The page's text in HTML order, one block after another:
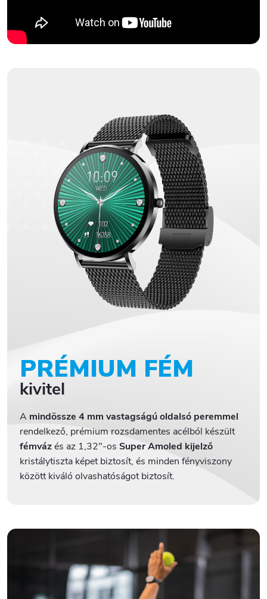
PRÉMIUM FÉM
kivitel
A mindössze 4 mm vastagságú oldalsó peremmel
rendelkező, prémium rozsdamentes acélból készült
fémvázés az 1,32"-osSuper Amoled kijelző
kristálytiszta képet biztosít, és minden fényviszony
között kiváló olvashatóságot biztosít.